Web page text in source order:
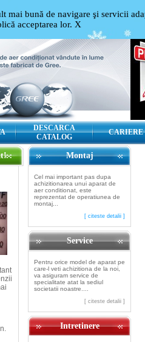
mai bună de navigare şi servicii
acceptarea lor. X
DESCARCA
CATALOG
CARIERE
Montaj
Cel mai important pas dupa
achizitionarea unui aparat de
aer conditionat, este
reprezentat de operatiunea de
montaj...
[ citeste detalii ]
Service
Pentru orice model de aparat pe
care-l veti achizitiona de la noi,
va asiguram service de
specialitate atat la sediul
societatii noastre....
[ citeste detalii ]
Intretinere